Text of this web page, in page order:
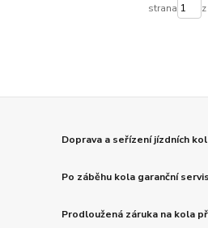
strana
Doprava a seřízení jízdních
Po záběhu kola garanční
Prodloužená záruka na kola